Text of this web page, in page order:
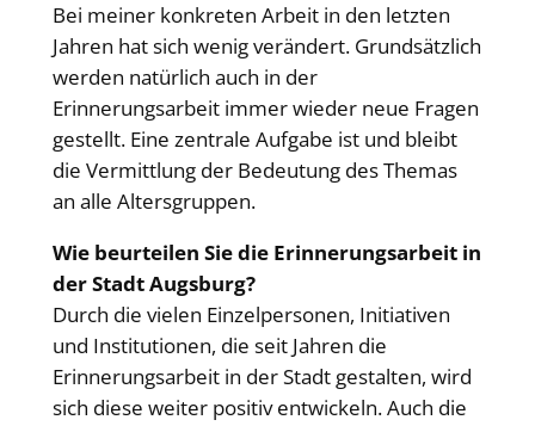
Bei meiner konkreten Arbeit in den letzten
Jahren hat sich wenig verändert. Grundsätzlich
werden natürlich auch in der
Erinnerungsarbeit immer wieder neue Fragen
gestellt. Eine zentrale Aufgabe ist und bleibt
die Vermittlung der Bedeutung des Themas
an alle Altersgruppen.
Wie beurteilen Sie die Erinnerungsarbeit in
der Stadt Augsburg?
Durch die vielen Einzelpersonen, Initiativen
und Institutionen, die seit Jahren die
Erinnerungsarbeit in der Stadt gestalten, wird
sich diese weiter positiv entwickeln. Auch die